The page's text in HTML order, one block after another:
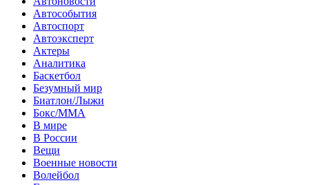
Автособытия
Автоспорт
Автоэксперт
Актеры
Аналитика
Баскетбол
Безумный мир
Биатлон/Лыжи
Бокс/MMA
В мире
В России
Вещи
Военные новости
Волейбол